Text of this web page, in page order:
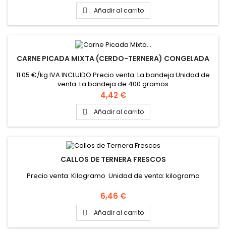
 Añadir al carrito
CARNE PICADA MIXTA (CERDO-TERNERA) CONGELADA
11.05 €/kg IVA INCLUIDO Precio venta: La bandeja Unidad de
venta: La bandeja de 400 gramos
Precio
4,42 €
 Añadir al carrito
CALLOS DE TERNERA FRESCOS
Precio venta: Kilogramo Unidad de venta: kilogramo
Precio
6,46 €
 Añadir al carrito